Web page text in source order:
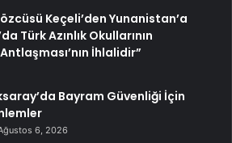
Keçeli’den Yunanistan’a
Türk Azınlık Okullarının
İhlalidir”
Bayram Güvenliği İçin
6, 2026